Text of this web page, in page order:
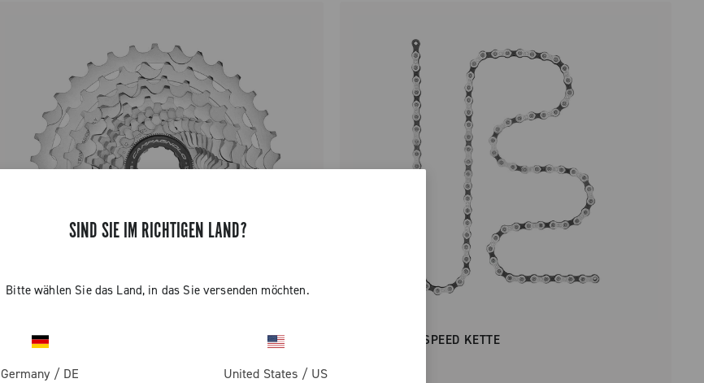
SIND SIE IM RICHTIGEN LAND?
Bitte wählen Sie das Land, in das Sie versenden möchten.
Germany / DE United States / US
CHORUS 12 SPEED RITZEL CHORUS 12 SPEED KETTE